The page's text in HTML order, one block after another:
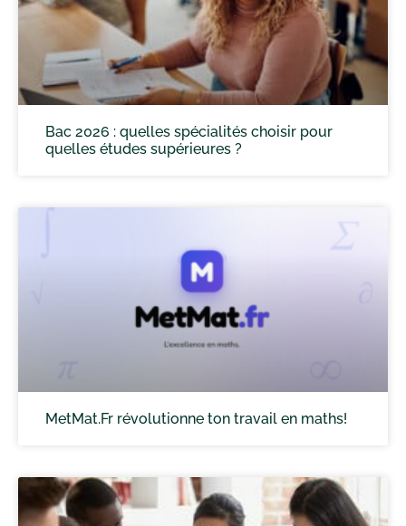
Bac 2026 : quelles spécialités choisir pour
quelles études supérieures ?
MetMat.Fr révolutionne ton travail en maths!